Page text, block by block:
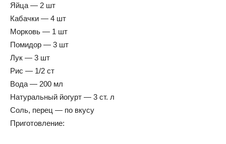
Яйца — 2 шт
Кабачки — 4 шт
Морковь — 1 шт
Помидор — 3 шт
Лук — 3 шт
Рис — 1/2 ст
Вода — 200 мл
Натуральный йогурт — 3 ст. л
Соль, перец — по вкусу
Приготовление: